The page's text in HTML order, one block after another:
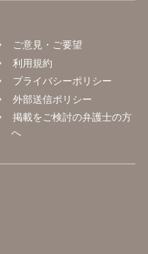
ご意見・ご要望
利用規約
プライバシーポリシー
外部送信ポリシー
掲載をご検討の弁護士の方
へ